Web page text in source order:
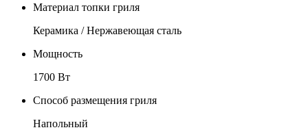
Материал топки гриля
Керамика / Нержавеющая сталь
Мощность
1700 Вт
Способ размещения гриля
Напольный